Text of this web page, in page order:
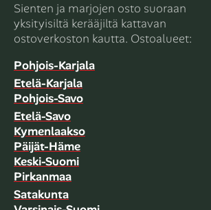
Sienten ja marjojen osto suoraan
yksityisiltä kerääjiltä kattavan
ostoverkoston kautta. Ostoalueet:
Pohjois-Karjala
Etelä-Karjala
Pohjois-Savo
Etelä-Savo
Kymenlaakso
Päijät-Häme
Keski-Suomi
Pirkanmaa
Satakunta